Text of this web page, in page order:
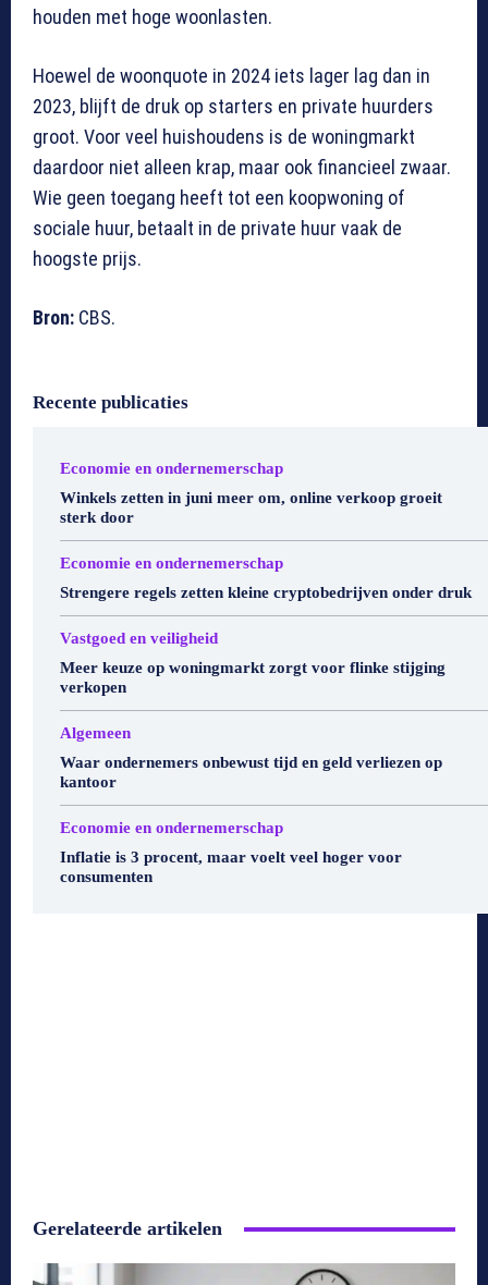
houden met hoge woonlasten.
Hoewel de woonquote in 2024 iets lager lag dan in
2023, blijft de druk op starters en private huurders
groot. Voor veel huishoudens is de woningmarkt
daardoor niet alleen krap, maar ook financieel zwaar.
Wie geen toegang heeft tot een koopwoning of
sociale huur, betaalt in de private huur vaak de
hoogste prijs.
Bron: CBS.
Recente publicaties
Economie en ondernemerschap
Winkels zetten in juni meer om, online verkoop groeit
sterk door
Economie en ondernemerschap
Strengere regels zetten kleine cryptobedrijven onder druk
Vastgoed en veiligheid
Meer keuze op woningmarkt zorgt voor flinke stijging
verkopen
Algemeen
Waar ondernemers onbewust tijd en geld verliezen op
kantoor
Economie en ondernemerschap
Inflatie is 3 procent, maar voelt veel hoger voor
consumenten
Gerelateerde artikelen